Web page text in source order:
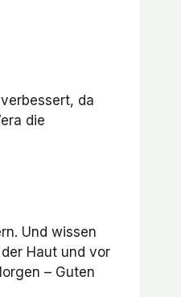
da
die
Und wissen
Haut und vor
– Guten